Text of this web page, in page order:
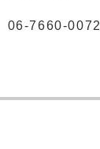
06‐7660‐0072